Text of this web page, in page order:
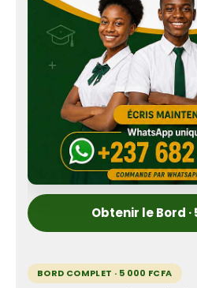
Obtenir le Bord ·
BORD COMPLET · 5 000 FCFA